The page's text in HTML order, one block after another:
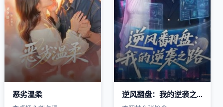
恶劣温柔 逆风翻盘：我的逆袭之路